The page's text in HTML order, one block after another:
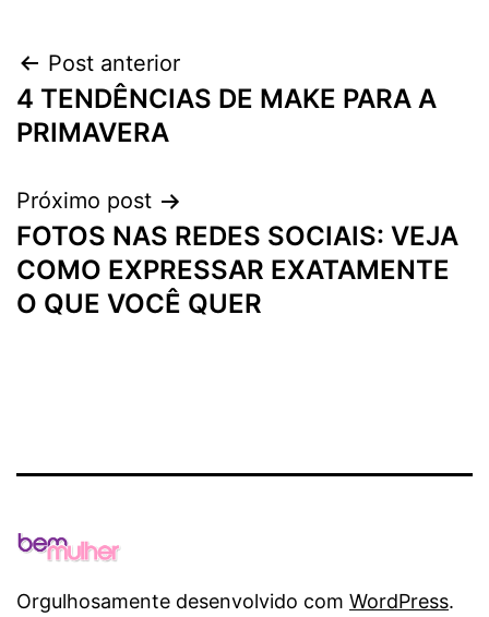
Navegação
de
Post anterior
4 TENDÊNCIAS DE MAKE PARA A
PRIMAVERA
Próximo post
FOTOS NAS REDES SOCIAIS: VEJA
COMO EXPRESSAR EXATAMENTE
O QUE VOCÊ QUER
Orgulhosamente desenvolvido com WordPress.